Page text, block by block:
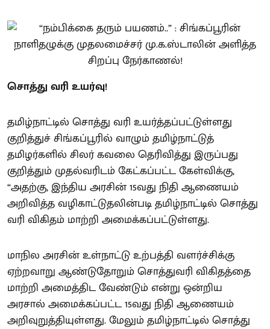
சொத்து வரி உயர்வு!
தமிழ்நாட்டில் சொத்து வரி உயர்த்தப்பட்டுள்ளது
குறித்துச் சிங்கப்பூரில் வாழும் தமிழ்நாட்டுத்
தமிழர்களில் சிலர் கவலை தெரிவித்து இருப்பது
குறித்தும் முதல்வரிடம் கேட்கப்பட்ட கேள்விக்கு,
“அதற்கு, இந்திய அரசின் 15வது நிதி ஆணையம்
அறிவித்த வழிகாட்டுதலின்படி தமிழ்நாட்டில் சொத்து
வரி விகிதம் மாற்றி அமைக்கப்பட்டுள்ளது.
மாநில அரசின் உள்நாட்டு உற்பத்தி வளர்ச்சிக்கு
ஏற்றவாறு ஆண்டுதோறும் சொத்துவரி விகிதத்தை
மாற்றி அமைத்திட வேண்டும் என்று ஒன்றிய
அரசால் அமைக்கப்பட்ட 15வது நிதி ஆணையம்
அறிவுறுத்தியுள்ளது. மேலும் தமிழ்நாட்டில் சொத்து